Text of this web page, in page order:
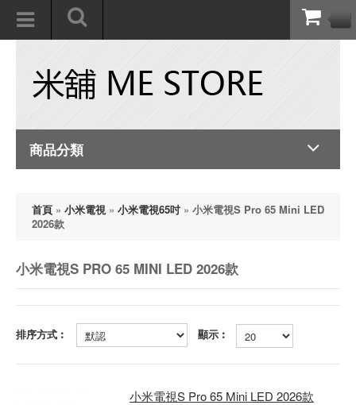
商品分類
首頁 » 小米電視» 小米電視65吋 » 小米電視S Pro 65 Mini LED
2026款
小米電視S PRO 65 MINI LED 2026款
排序方式︰ 顯示︰
小米電視S Pro 65 Mini LED 2026款